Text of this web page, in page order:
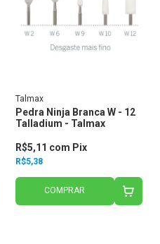
Talmax
Pedra Ninja Branca W - 12
Talladium - Talmax
R$5,38
R$5,11 com Pix
COMPRAR